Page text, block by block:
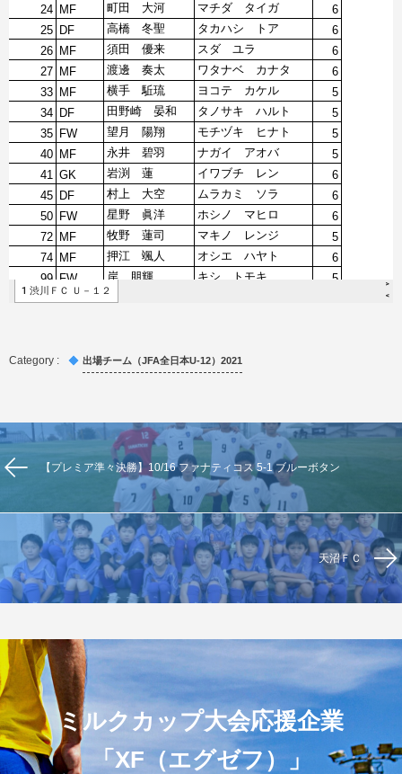
出場チーム（JFA全日本U-12）2021
【プレミア準々決勝】10/16 ファナティコス 5-1 ブルーボタン
天沼ＦＣ
ミルクカップ大会応援企業
「XF（エグゼフ）」